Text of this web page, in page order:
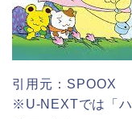
引用元：SPOOX
※U-NEXTでは「